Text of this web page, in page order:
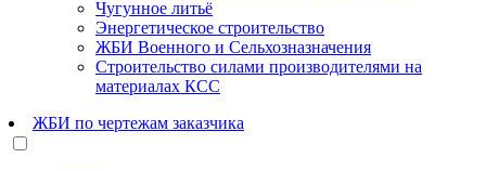
Чугунное литьё
Энергетическое строительство
ЖБИ Военного и Сельхозназначения
Строительство силами производителями на
материалах КСС
ЖБИ по чертежам заказчика